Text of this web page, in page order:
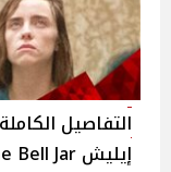
التفاصيل
إيليش The Bell Jar